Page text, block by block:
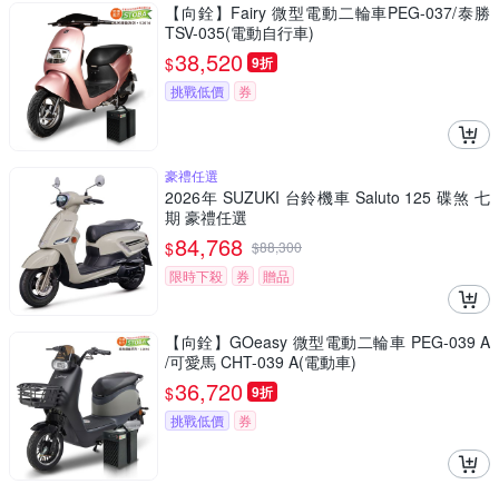
【向銓】Fairy 微型電動二輪車PEG-037/泰勝
TSV-035(電動自行車)
$38,520 9折
挑戰低價 券
豪禮任選
2026年 SUZUKI 台鈴機車 Saluto 125 碟煞 七
期 豪禮任選
$84,768 $88,300
限時下殺
券 贈品
【向銓】GOeasy 微型電動二輪車 PEG-039 A
/可愛馬 CHT-039 A(電動車)
$36,720 9折
挑戰低價 券